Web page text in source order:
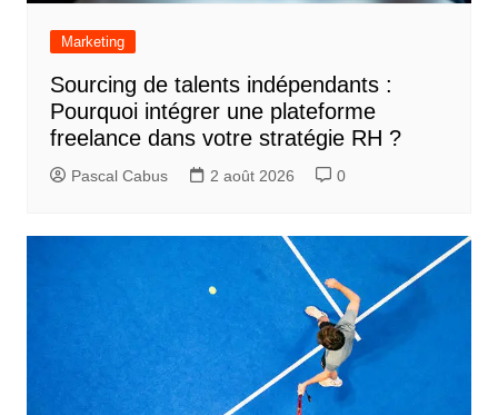
Marketing
Sourcing de talents indépendants :
Pourquoi intégrer une plateforme
freelance dans votre stratégie RH ?
Pascal Cabus 2 août 2026 0